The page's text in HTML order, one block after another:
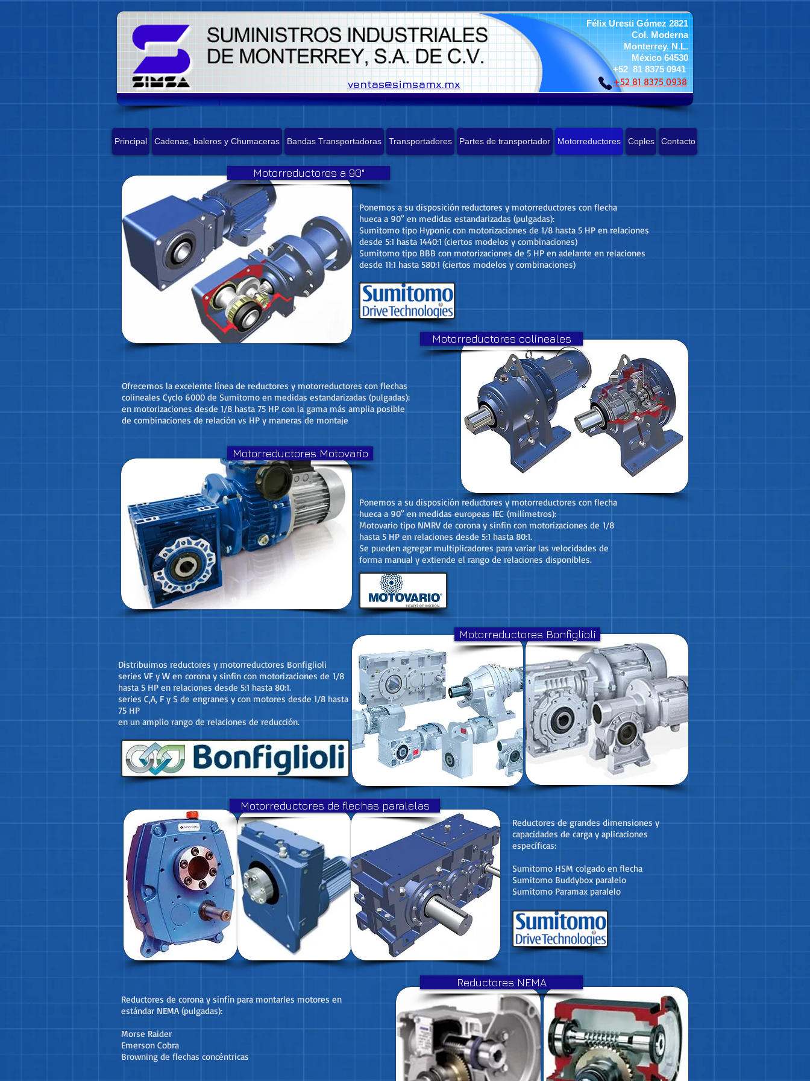
Félix Uresti Gómez 2821
Col. Moderna
Monterrey, N.L.
México 64530
+52 81 8375 0941
ventas@simsamx.mx +52 81 8375 0938
Principal Cadenas, baleros y Chumaceras Bandas Transportadoras Transportadores Partes de transportador Motorreductores Coples Contacto
Ponemos a su disposición reductores y motorreductores con flecha
hueca a 90° en medidas estandarizadas (pulgadas):
Sumitomo tipo Hyponic con motorizaciones de 1/8 hasta 5 HP en relaciones
desde 5:1 hasta 1440:1 (ciertos modelos y combinaciones)
Sumitomo tipo BBB con motorizaciones de 5 HP en adelante en relaciones
desde 11:1 hasta 580:1 (ciertos modelos y combinaciones)
Motorreductores a 90°
Motorreductores colineales
Motorreductores Motovario
Ofrecemos la excelente línea de reductores y motorreductores con flechas
colineales Cyclo 6000 de Sumitomo en medidas estandarizadas (pulgadas):
en motorizaciones desde 1/8 hasta 75 HP con la gama más amplia posible
de combinaciones de relación vs HP y maneras de montaje
Ponemos a su disposición reductores y motorreductores con flecha
hueca a 90° en medidas europeas IEC (milímetros):
Motovario tipo NMRV de corona y sinfin con motorizaciones de 1/8
hasta 5 HP en relaciones desde 5:1 hasta 80:1.
Se pueden agregar multiplicadores para variar las velocidades de
forma manual y extiende el rango de relaciones disponibles.
Distribuimos reductores y motorreductores Bonfiglioli
series VF y W en corona y sinfin con motorizaciones de 1/8
hasta 5 HP en relaciones desde 5:1 hasta 80:1.
series C,A, F y S de engranes y con motores desde 1/8 hasta
75 HP
en un amplio rango de relaciones de reducción.
Motorreductores Bonfiglioli
Motorreductores de flechas paralelas
Reductores de grandes dimensiones y
capacidades de carga y aplicaciones
específicas:
Sumitomo HSM colgado en flecha
Sumitomo Buddybox paralelo
Sumitomo Paramax paralelo
Reductores de corona y sinfín para montarles motores en
estándar NEMA (pulgadas):
Morse Raider
Emerson Cobra
Browning de flechas concéntricas
Reductores NEMA